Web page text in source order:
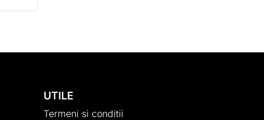
UTILE
Termeni si conditii